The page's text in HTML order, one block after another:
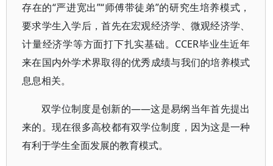
存在的“严进宽出”“师傅带徒弟”的研究生培养模式，
要求学生入学后，首先在宏观经济学、微观经济学、
计量经济学等方面打下扎实基础。CCER毕业生近年
来在国内外学术界取得的优秀成绩与我们的培养模式
息息相关。
双学位制度是创新的——这是易纲当年首先提出
来的。现在很多高校都有双学位制度，因为这是一种
有利于学生全面发展的教育模式。